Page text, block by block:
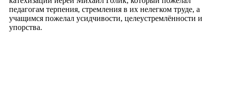
педагогам терпения, стремления в их нелегком труде, а
учащимся пожелал усидчивости, целеустремлённости и
упорства.